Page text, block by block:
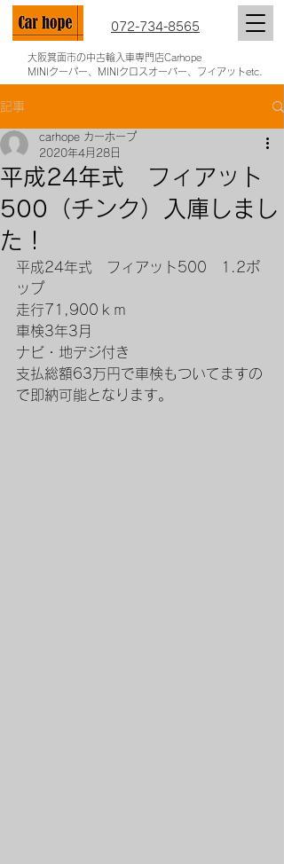
072-734-8565
大阪箕面市の中古輸入車専門店Carhope
MINIクーパー、MINIクロスオーバー、フィアットetc.
記事
平成24年式 フィアット
500（チンク）入庫しまし
た！
carhope カーホープ
2020年4月28日
平成24年式　フィアット500　1.2ポ
ップ
走行71,900ｋｍ
車検3年3月
ナビ・地デジ付き
支払総額63万円で車検もついてますの
で即納可能となります。